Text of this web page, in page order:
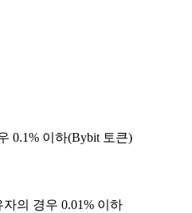
0.1% 이하(Bybit 토큰)
의 경우 0.01% 이하